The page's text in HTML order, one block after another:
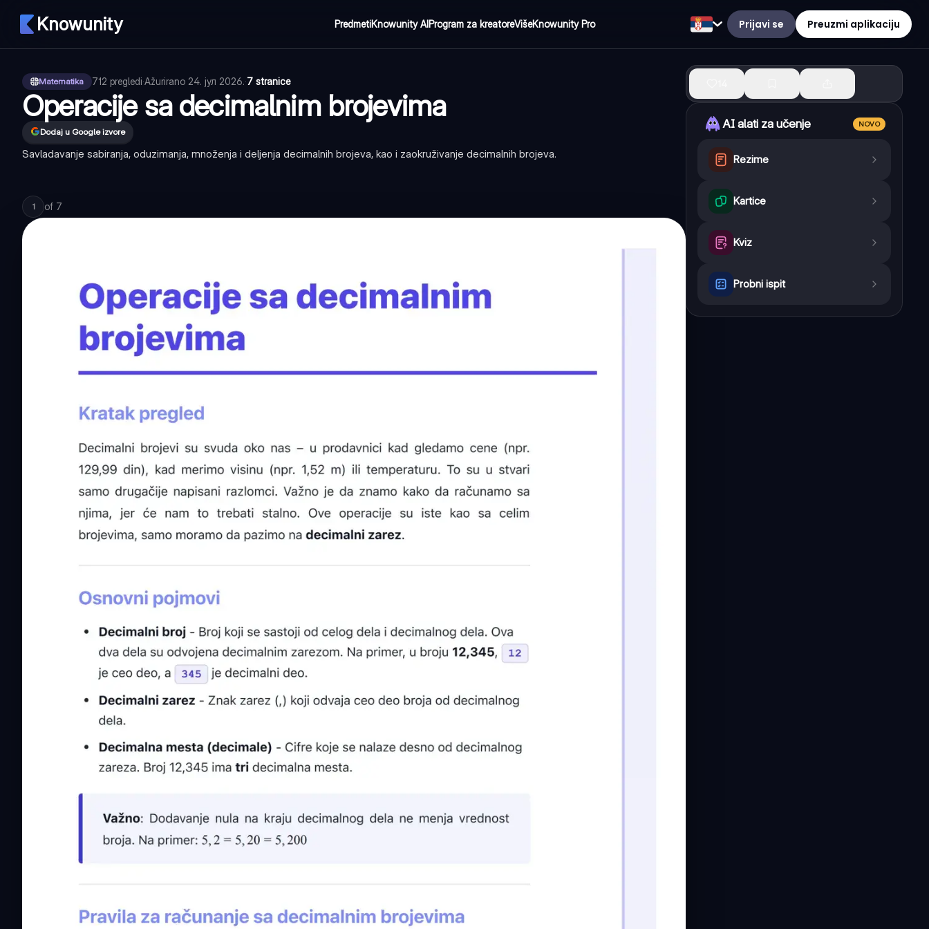
Knowunity PredmetiKnowunity AIProgram za kreatoreVišeKnowunity Pro Prijavi se Preuzmi aplikaciju
Matematika 712 pregledi·Ažurirano 24. јул 2026.·7 stranice
Operacije sa decimalnim brojevima
Dodaj u Google izvore
Savladavanje sabiranja, oduzimanja, množenja i deljenja decimalnih brojeva, kao i zaokruživanje decimalnih brojeva.
1 of 7
AI alati za učenje NOVO
Rezime
Kartice
Kviz
Probni ispit